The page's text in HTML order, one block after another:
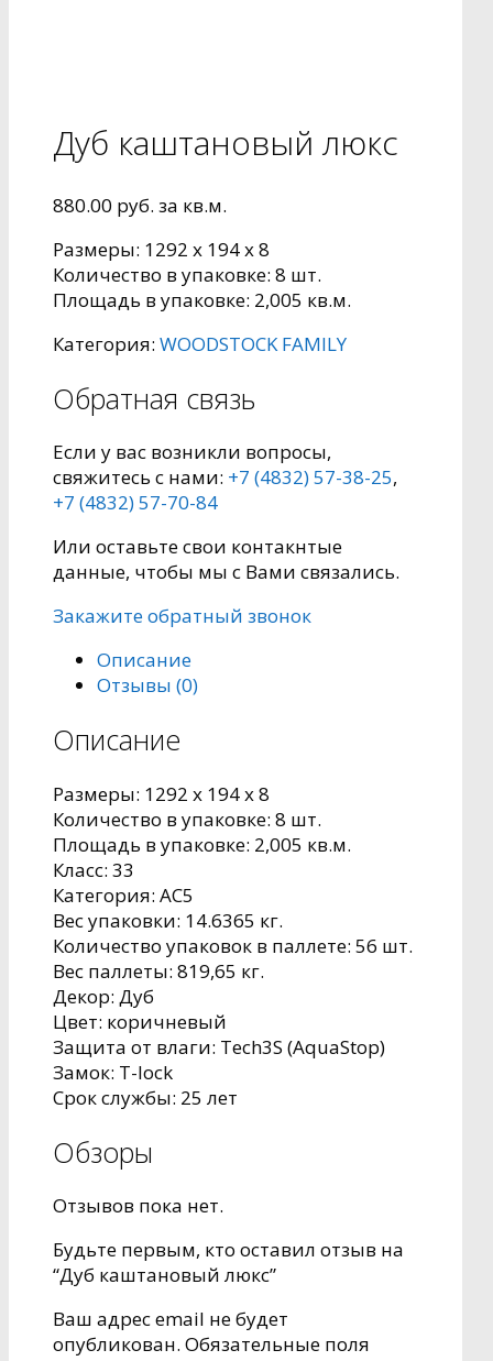
Дуб каштановый люкс
880.00 руб. за кв.м.
Размеры: 1292 x 194 x 8
Количество в упаковке: 8 шт.
Площадь в упаковке: 2,005 кв.м.
Категория: WOODSTOCK FAMILY
Обратная связь
Если у вас возникли вопросы,
свяжитесь с нами: +7 (4832) 57-38-25,
+7 (4832) 57-70-84
Или оставьте свои контакнтые
данные, чтобы мы с Вами связались.
Закажите обратный звонок
Описание
Отзывы (0)
Описание
Размеры: 1292 x 194 x 8
Количество в упаковке: 8 шт.
Площадь в упаковке: 2,005 кв.м.
Класс: 33
Категория: AC5
Вес упаковки: 14.6365 кг.
Количество упаковок в паллете: 56 шт.
Вес паллеты: 819,65 кг.
Декор: Дуб
Цвет: коричневый
Защита от влаги: Tech3S (AquaStop)
Замок: T-lock
Срок службы: 25 лет
Обзоры
Отзывов пока нет.
Будьте первым, кто оставил отзыв на
“Дуб каштановый люкс”
Ваш адрес email не будет
опубликован. Обязательные поля